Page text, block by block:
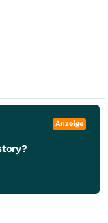
Anzeige